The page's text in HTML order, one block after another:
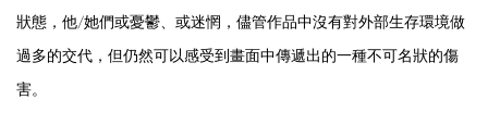
狀態，他/她們或憂鬱、或迷惘，儘管作品中沒有對外部生存環境做
過多的交代，但仍然可以感受到畫面中傳遞出的一種不可名狀的傷
害。